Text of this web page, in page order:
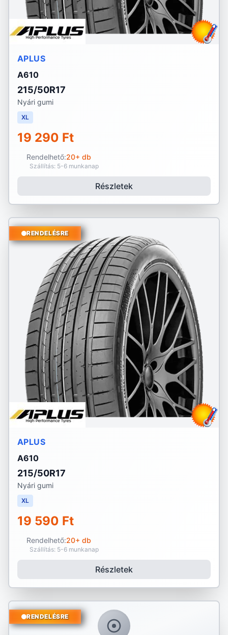
APLUS
A610
215/50R17
Nyári gumi
XL
19 290 Ft
Rendelhető:20+ db
Szállítás: 5-6 munkanap
Részletek
RENDELÉSRE
APLUS
A610
215/50R17
Nyári gumi
XL
19 590 Ft
Rendelhető:20+ db
Szállítás: 5-6 munkanap
Részletek
RENDELÉSRE